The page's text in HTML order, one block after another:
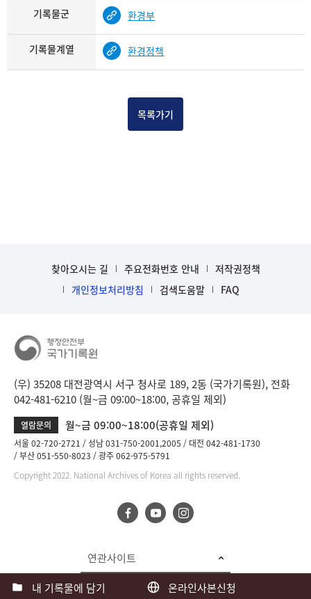
기록물군 환경부
기록물계열 환경정책
목록가기
내 기록물에 담기 온라인사본신청
찾아오시는 길 주요전화번호 안내
저작권정책
개인정보처리방침
검색도움말 FAQ
(우) 35208 대전광역시 서구 청사로 189, 2동 (국가기록원), 전화
042-481-6210 (월~금 09:00~18:00, 공휴일 제외)
열람문의 월~금 09:00~18:00(공휴일 제외)
서울 02-720-2721 성남 031-750-2001,2005
대전 042-481-1730
부산 051-550-8023
광주 062-975-5791
Copyright 2022. National Archives of Korea all rights reserved.
연관사이트